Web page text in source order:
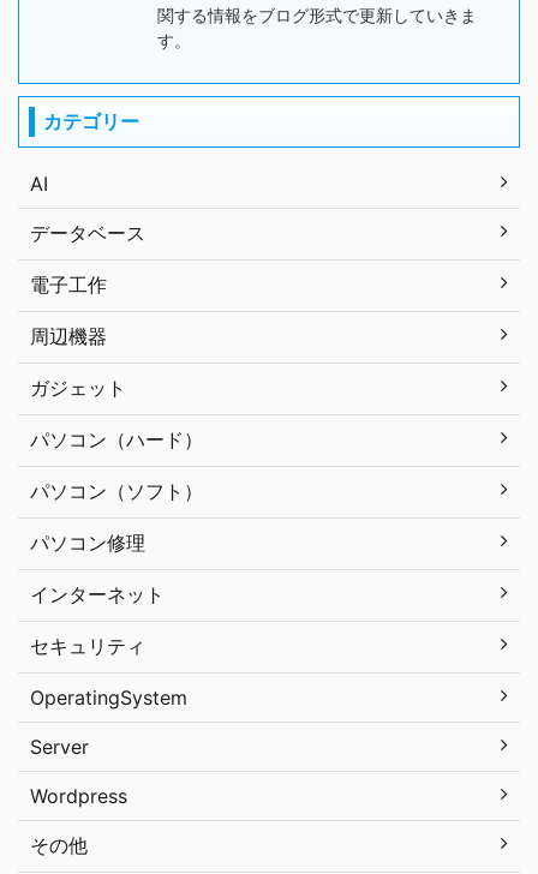
関する情報をブログ形式で更新していきま
す。
カテゴリー
AI
データベース
電子工作
周辺機器
ガジェット
パソコン（ハード）
パソコン（ソフト）
パソコン修理
インターネット
セキュリティ
OperatingSystem
Server
Wordpress
その他